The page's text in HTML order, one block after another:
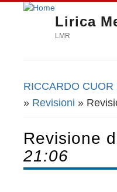
Lirica
LMR
Tu sei qui
RICCARDO CUOR
» Revisioni »
Revisione
21:06